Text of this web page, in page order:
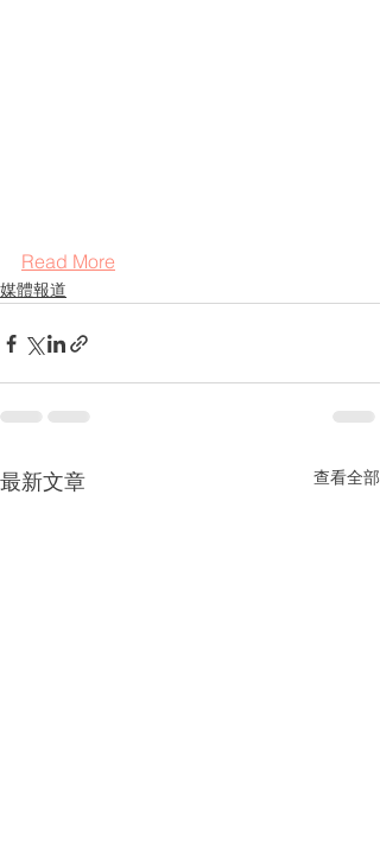
Read More
媒體報道
最新文章 查看全部